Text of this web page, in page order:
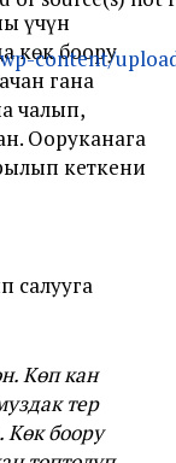
content/
үчүн
көк боору
гана
чалып,
Ооруканага
кеткени
салууга
Көп кан
тер
боору